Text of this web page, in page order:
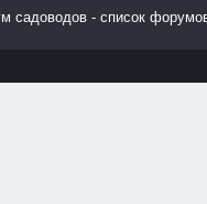
садоводов - список